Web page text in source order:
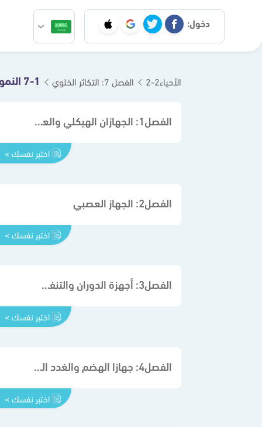
دخول:
الأحياء2-2 الفصل 7: التكاثر الخلوي 7-1 النمو الخلوي
الفصل1: الجهازان الهيكلي والعضلي
اختبر نفسك >
الفصل2: الجهاز العصبي
اختبر نفسك >
الفصل3: أجهزة الدوران والتنفس والإخراج
اختبر نفسك >
الفصل4: جهازا الهضم والغدد الصم
اختبر نفسك >